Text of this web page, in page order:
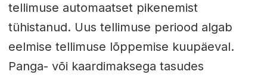
tellimuse automaatset pikenemist
tühistanud. Uus tellimuse periood algab
eelmise tellimuse lõppemise kuupäeval.
Panga- või kaardimaksega tasudes